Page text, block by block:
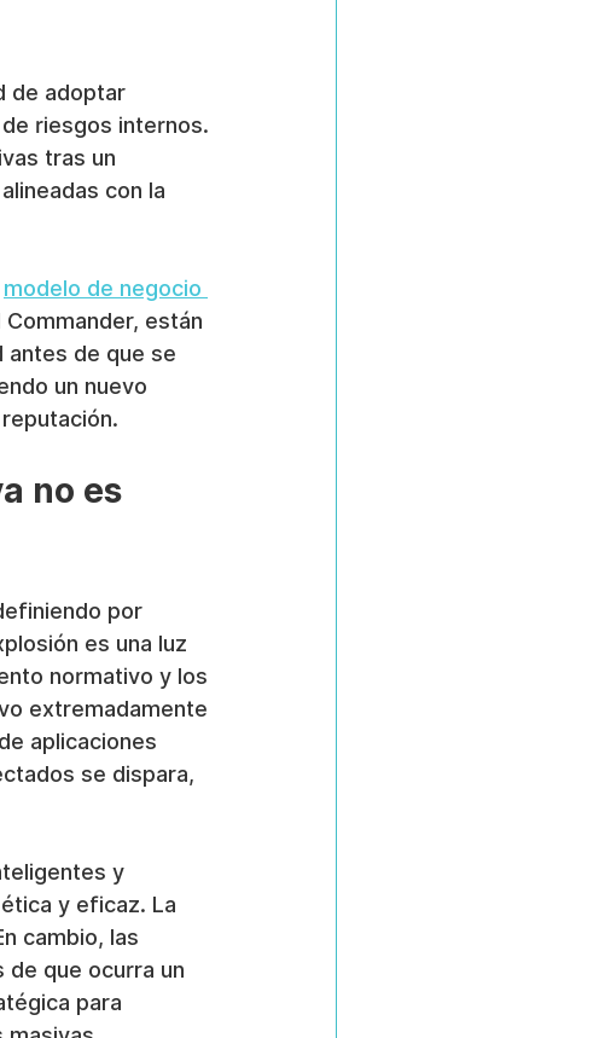
de adoptar
riesgos internos.
tras un
con la
modelo de negocio
están
antes de que se
un nuevo
no es
por
es una luz
normativo y los
extremadamente
aplicaciones
se dispara,
y
y eficaz. La
cambio, las
que ocurra un
para